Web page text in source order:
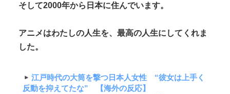
そして2000年から日本に住んでいます。
アニメはわたしの人生を、最高の人生にしてくれま
した。
江戸時代の大筒を撃つ日本人女性 “彼女は上手く
反動を抑えてたな” 【海外の反応】